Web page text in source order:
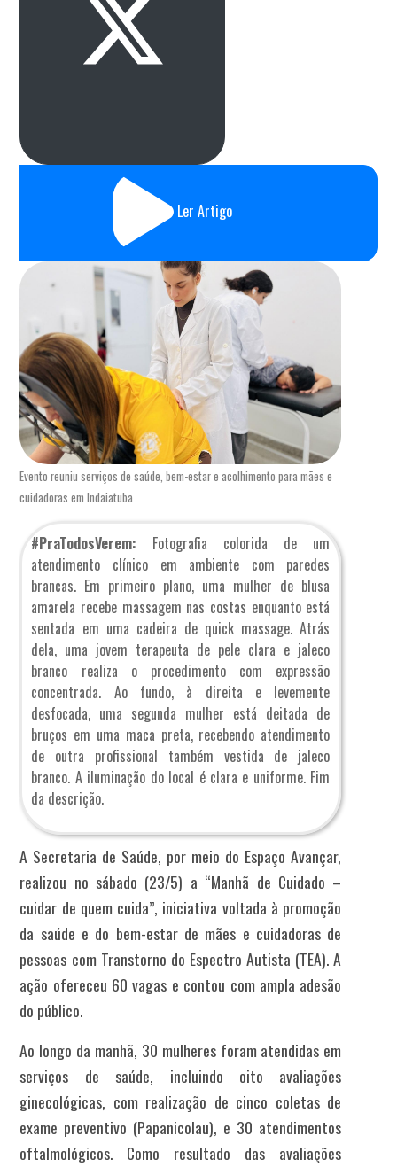
Ler Artigo
Evento reuniu serviços de saúde, bem-estar e acolhimento para mães e
cuidadoras em Indaiatuba
#PraTodosVerem: Fotografia colorida de um
atendimento clínico em ambiente com paredes
brancas. Em primeiro plano, uma mulher de blusa
amarela recebe massagem nas costas enquanto está
sentada em uma cadeira de quick massage. Atrás
dela, uma jovem terapeuta de pele clara e jaleco
branco realiza o procedimento com expressão
concentrada. Ao fundo, à direita e levemente
desfocada, uma segunda mulher está deitada de
bruços em uma maca preta, recebendo atendimento
de outra profissional também vestida de jaleco
branco. A iluminação do local é clara e uniforme. Fim
da descrição.
A Secretaria de Saúde, por meio do Espaço Avançar,
realizou no sábado (23/5) a “Manhã de Cuidado –
cuidar de quem cuida”, iniciativa voltada à promoção
da saúde e do bem-estar de mães e cuidadoras de
pessoas com Transtorno do Espectro Autista (TEA). A
ação ofereceu 60 vagas e contou com ampla adesão
do público.
Ao longo da manhã, 30 mulheres foram atendidas em
serviços de saúde, incluindo oito avaliações
ginecológicas, com realização de cinco coletas de
exame preventivo (Papanicolau), e 30 atendimentos
oftalmológicos. Como resultado das avaliações